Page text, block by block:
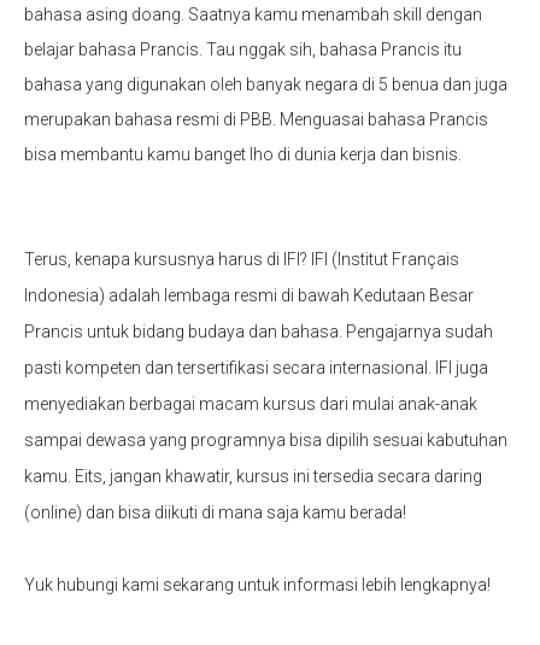
bahasa asing doang. Saatnya kamu menambah skill dengan
belajar bahasa Prancis. Tau nggak sih, bahasa Prancis itu
bahasa yang digunakan oleh banyak negara di 5 benua dan juga
merupakan bahasa resmi di PBB. Menguasai bahasa Prancis
bisa membantu kamu banget lho di dunia kerja dan bisnis.
Terus, kenapa kursusnya harus di IFI? IFI (Institut Français
Indonesia) adalah lembaga resmi di bawah Kedutaan Besar
Prancis untuk bidang budaya dan bahasa. Pengajarnya sudah
pasti kompeten dan tersertifikasi secara internasional. IFI juga
menyediakan berbagai macam kursus dari mulai anak-anak
sampai dewasa yang programnya bisa dipilih sesuai kabutuhan
kamu. Eits, jangan khawatir, kursus ini tersedia secara daring
(online) dan bisa diikuti di mana saja kamu berada!
Yuk hubungi kami sekarang untuk informasi lebih lengkapnya!